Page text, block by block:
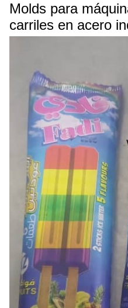
Molds para
carriles en acero